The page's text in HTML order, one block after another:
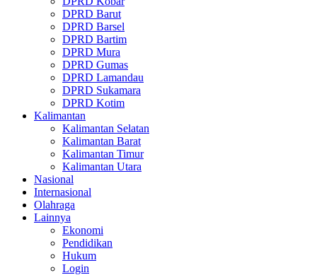
DPRD Barut
DPRD Barsel
DPRD Bartim
DPRD Mura
DPRD Gumas
DPRD Lamandau
DPRD Sukamara
DPRD Kotim
Kalimantan
Kalimantan Selatan
Kalimantan Barat
Kalimantan Timur
Kalimantan Utara
Nasional
Internasional
Olahraga
Lainnya
Ekonomi
Pendidikan
Hukum
Login